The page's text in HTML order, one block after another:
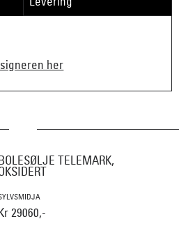
her
TELEMARK,
29060,-